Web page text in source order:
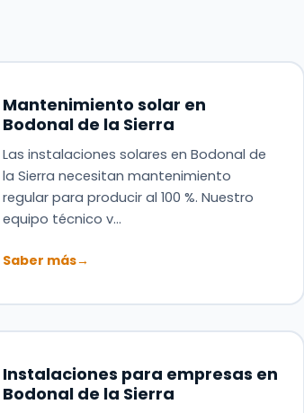
Mantenimiento solar en
Bodonal de la Sierra
Las instalaciones solares en Bodonal de
la Sierra necesitan mantenimiento
regular para producir al 100 %. Nuestro
equipo técnico v…
Saber más→
Instalaciones para empresas en
Bodonal de la Sierra